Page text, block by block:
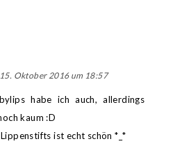
15. Oktober 2016 um 18:57
habe ich auch, allerdings
kaum :D
ist echt schön *_*